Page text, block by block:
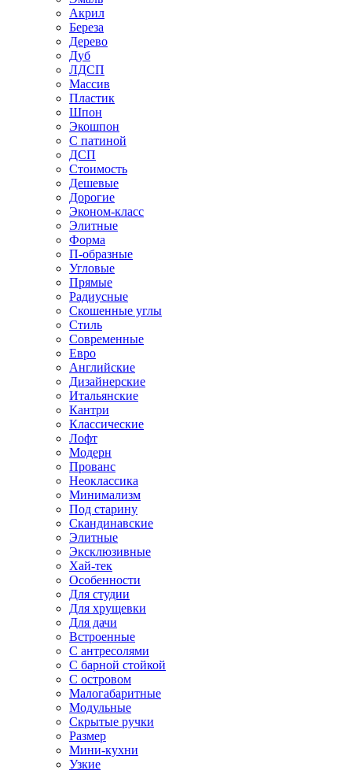
Акрил
Береза
Дерево
Дуб
ЛДСП
Массив
Пластик
Шпон
Экошпон
С патиной
ДСП
Стоимость
Дешевые
Дорогие
Эконом-класс
Элитные
Форма
П-образные
Угловые
Прямые
Радиусные
Скошенные углы
Стиль
Современные
Евро
Английские
Дизайнерские
Итальянские
Кантри
Классические
Лофт
Модерн
Прованс
Неоклассика
Минимализм
Под старину
Скандинавские
Элитные
Эксклюзивные
Хай-тек
Особенности
Для студии
Для хрущевки
Для дачи
Встроенные
С антресолями
С барной стойкой
С островом
Малогабаритные
Модульные
Скрытые ручки
Размер
Мини-кухни
Узкие